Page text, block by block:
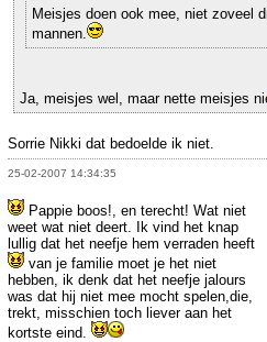
Meisjes doen ook mee, niet zoveel
mannen.
Ja, meisjes wel, maar nette meisjes
Sorrie Nikki dat bedoelde ik niet.
25-02-2007 14:34:35
Pappie boos!, en terecht! Wat niet
weet wat niet deert. Ik vind het knap
lullig dat het neefje hem verraden heeft
van je familie moet je het niet
hebben, ik denk dat het neefje jalours
was dat hij niet mee mocht spelen,die,
trekt, misschien toch liever aan het
kortste eind.